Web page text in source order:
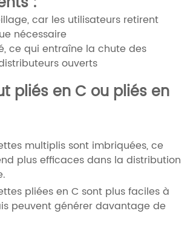
car les utilisateurs retirent
nécessaire
ce qui entraîne la chute des
ouverts
pliés en C ou pliés en
multiplis sont imbriquées, ce
plus efficaces dans la distribution
pliées en C sont plus faciles à
peuvent générer davantage de